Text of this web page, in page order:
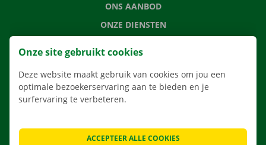
ONS AANBOD
ONZE DIENSTEN
VERHUISOPLOSSINGEN
CONTACTEER ONS
Onze site gebruikt cookies
Deze website maakt gebruik van cookies om jou een
optimale bezoekerservaring aan te bieden en je
surfervaring te verbeteren.
ACCEPTEER ALLE COOKIES